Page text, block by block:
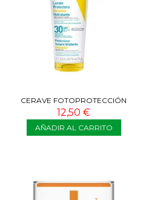
CERAVE FOTOPROTECCIÓN
SPF30 75 ML
12,50 €
AÑADIR AL CARRITO